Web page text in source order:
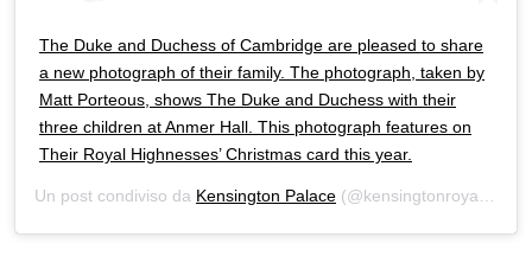
The Duke and Duchess of Cambridge are pleased to share
a new photograph of their family. The photograph, taken by
Matt Porteous, shows The Duke and Duchess with their
three children at Anmer Hall. This photograph features on
Their Royal Highnesses’ Christmas card this year.
Un post condiviso da Kensington Palace (@kensingtonroyal) in data: